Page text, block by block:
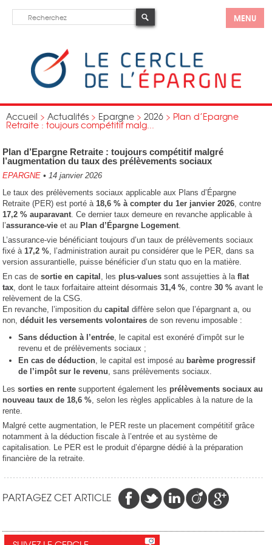
MENU
Accueil > Actualités > Epargne > 2026 > Plan d’Epargne
Retraite : toujours compétitif malg...
Plan d’Epargne Retraite : toujours compétitif malgré
l’augmentation du taux des prélèvements sociaux
EPARGNE • 14 janvier 2026
Le taux des prélèvements sociaux applicable aux Plans d’Épargne
Retraite (PER) est porté à18,6 % à compter du 1er janvier 2026, contre
17,2 % auparavant. Ce dernier taux demeure en revanche applicable à
l’assurance-vie et au Plan d’Épargne Logement.
L’assurance-vie bénéficiant toujours d’un taux de prélèvements sociaux
fixé à17,2 %, l’administration aurait pu considérer que le PER, dans sa
version assurantielle, puisse bénéficier d’un statu quo en la matière.
En cas desortie en capital , les plus-values sont assujetties à laflat
tax, dont le taux forfaitaire atteint désormais31,4 %, contre30 % avant le
relèvement de la CSG.
En revanche, l’imposition ducapital diffère selon que l’épargnant a, ou
non,déduit les versements volontaires de son revenu imposable :
Sans déduction à l’entrée, le capital est exonéré d’impôt sur le
revenu et de prélèvements sociaux ;
En cas de déduction, le capital est imposé au barème progressif
de l’impôt sur le revenu, sans prélèvements sociaux.
Lessorties en rente supportent également les prélèvements sociaux au
nouveau taux de 18,6 %, selon les règles applicables à la nature de la
rente.
Malgré cette augmentation, le PER reste un placement compétitif grâce
notamment à la déduction fiscale à l’entrée et au système de
capitalisation. Le PER est le produit d’épargne dédié à la préparation
financière de la retraite.
PARTAGEZ CET ARTICLE